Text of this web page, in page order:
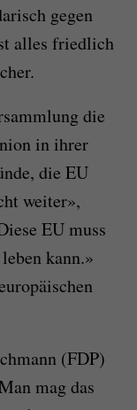
gegen
alles friedlich
die
in ihrer
die EU
weiter»,
EU muss
kann.»
(FDP)
mag das